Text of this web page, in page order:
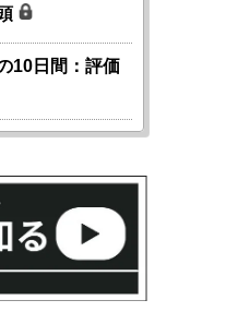
10日間：評価